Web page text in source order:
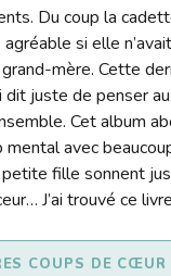
Du coup la
si elle
mère. Cette
dit juste de penser
Cet album
mental avec
fille sonnent
J’ai trouvé ce
COUPS DE CŒUR